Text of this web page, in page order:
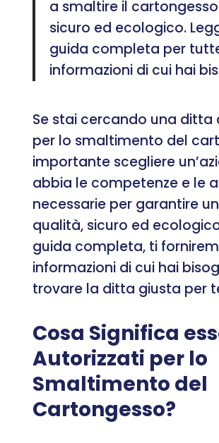
a smaltire il
sicuro ed ecologico.
guida completa per
informazioni di cui hai
Se stai cercando una ditta
per lo smaltimento del
importante scegliere
abbia le competenze e le
necessarie per garantire
qualità, sicuro ed
guida completa, ti
informazioni di cui hai
trovare la ditta giusta per
Cosa Significa
Autorizzati per lo
Smaltimento del
Cartongesso?